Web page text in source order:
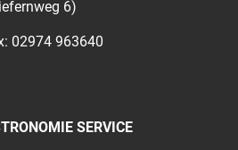
6)
02974 963640
SERVICE